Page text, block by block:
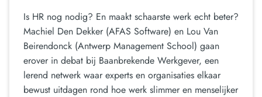
Is HR nog nodig? En maakt schaarste werk echt beter?
Machiel Den Dekker (AFAS Software) en Lou Van
Beirendonck (Antwerp Management School) gaan
erover in debat bij Baanbrekende Werkgever, een
lerend netwerk waar experts en organisaties elkaar
bewust uitdagen rond hoe werk slimmer en menselijker